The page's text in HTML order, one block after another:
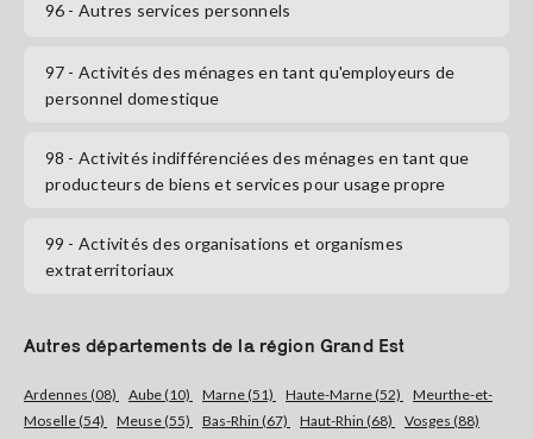
96 - Autres services personnels
97 - Activités des ménages en tant qu'employeurs de
personnel domestique
98 - Activités indifférenciées des ménages en tant que
producteurs de biens et services pour usage propre
99 - Activités des organisations et organismes
extraterritoriaux
Autres départements de la région Grand Est
Ardennes (08) Aube (10) Marne (51) Haute-Marne (52)
Meurthe-et-
Moselle (54)
Meuse (55) Bas-Rhin (67) Haut-Rhin (68) Vosges (88)